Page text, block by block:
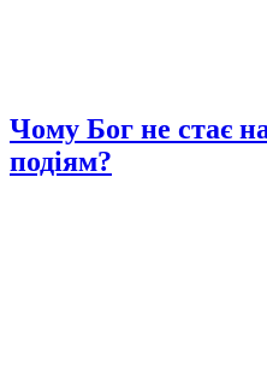
Чому Бог не стає
подіям?